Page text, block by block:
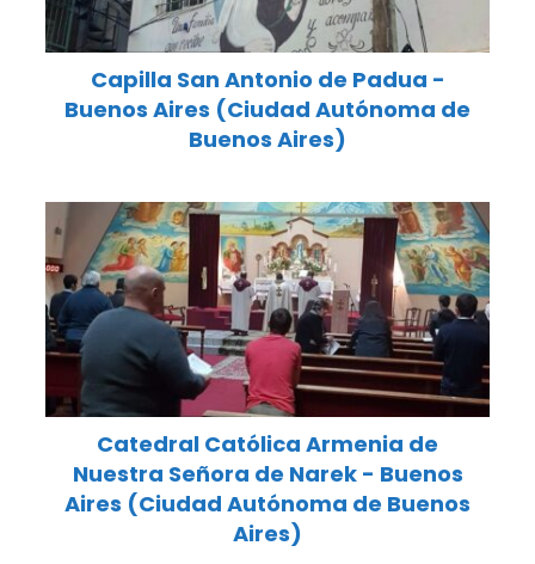
Capilla San Antonio de Padua -
Buenos Aires (Ciudad Autónoma de
Buenos Aires)
Catedral Católica Armenia de
Nuestra Señora de Narek - Buenos
Aires (Ciudad Autónoma de Buenos
Aires)